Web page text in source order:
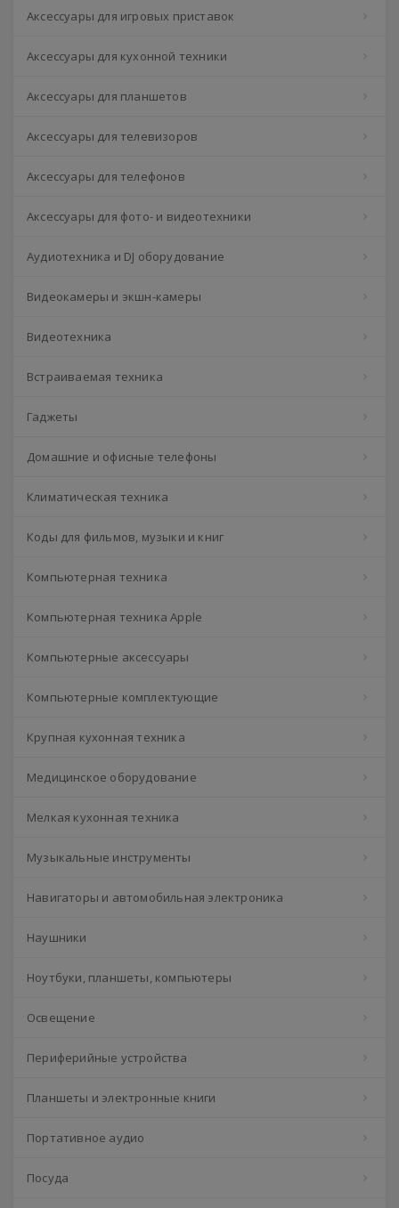
Аксессуары для игровых приставок
Аксессуары для кухонной техники
Аксессуары для планшетов
Аксессуары для телевизоров
Аксессуары для телефонов
Аксессуары для фото- и видеотехники
Аудиотехника и DJ оборудование
Видеокамеры и экшн-камеры
Видеотехника
Встраиваемая техника
Гаджеты
Домашние и офисные телефоны
Климатическая техника
Коды для фильмов, музыки и книг
Компьютерная техника
Компьютерная техника Apple
Компьютерные аксессуары
Компьютерные комплектующие
Крупная кухонная техника
Медицинское оборудование
Мелкая кухонная техника
Музыкальные инструменты
Навигаторы и автомобильная электроника
Наушники
Ноутбуки, планшеты, компьютеры
Освещение
Периферийные устройства
Планшеты и электронные книги
Портативное аудио
Посуда